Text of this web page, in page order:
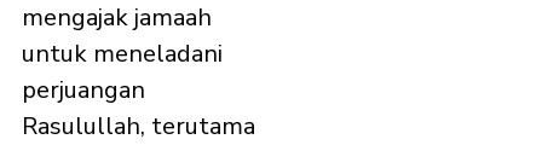
mengajak jamaah
untuk meneladani
perjuangan
Rasulullah, terutama